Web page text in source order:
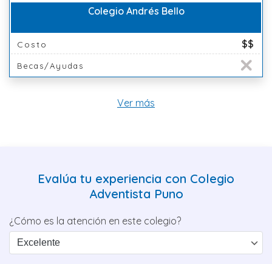
Colegio Andrés Bello
Costo $$
Becas/Ayudas
Ver más
Evalúa tu experiencia con Colegio
Adventista Puno
¿Cómo es la atención en este colegio?